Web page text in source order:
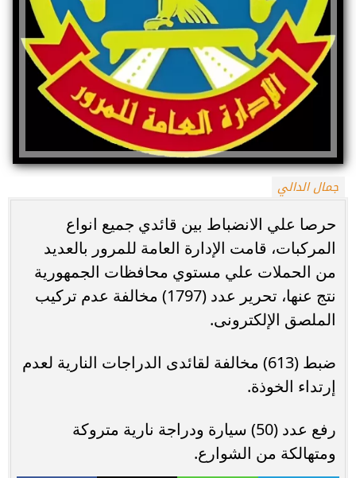
جمال الدالي
حرصا علي الانضباط بين قائدي جميع انواع
المركبات، قامت الإدارة العامة للمرور بالعديد
من الحملات علي مستوي محافظات الجمهورية
نتج عنها، تحرير عدد (1797) مخالفة عدم تركيب
الملصق الإلكترونى.
ضبط (613) مخالفة لقائدى الدراجات النارية لعدم
إرتداء الخوذة.
رفع عدد (50) سيارة ودراجة نارية متروكة
ومتهالكة من الشوارع.